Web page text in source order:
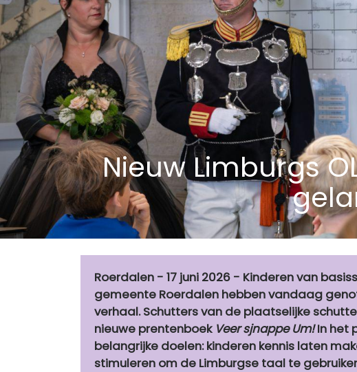
Nieuw Limburgs
Roerdalen - 17 juni 2026 - Kinderen van
gemeente Roerdalen hebben vandaag
verhaal. Schutters van de plaatselijke
nieuwe prentenboek Veer sjnappe Um!In het
belangrijke doelen: kinderen kennis laten
stimuleren om de Limburgse taal te